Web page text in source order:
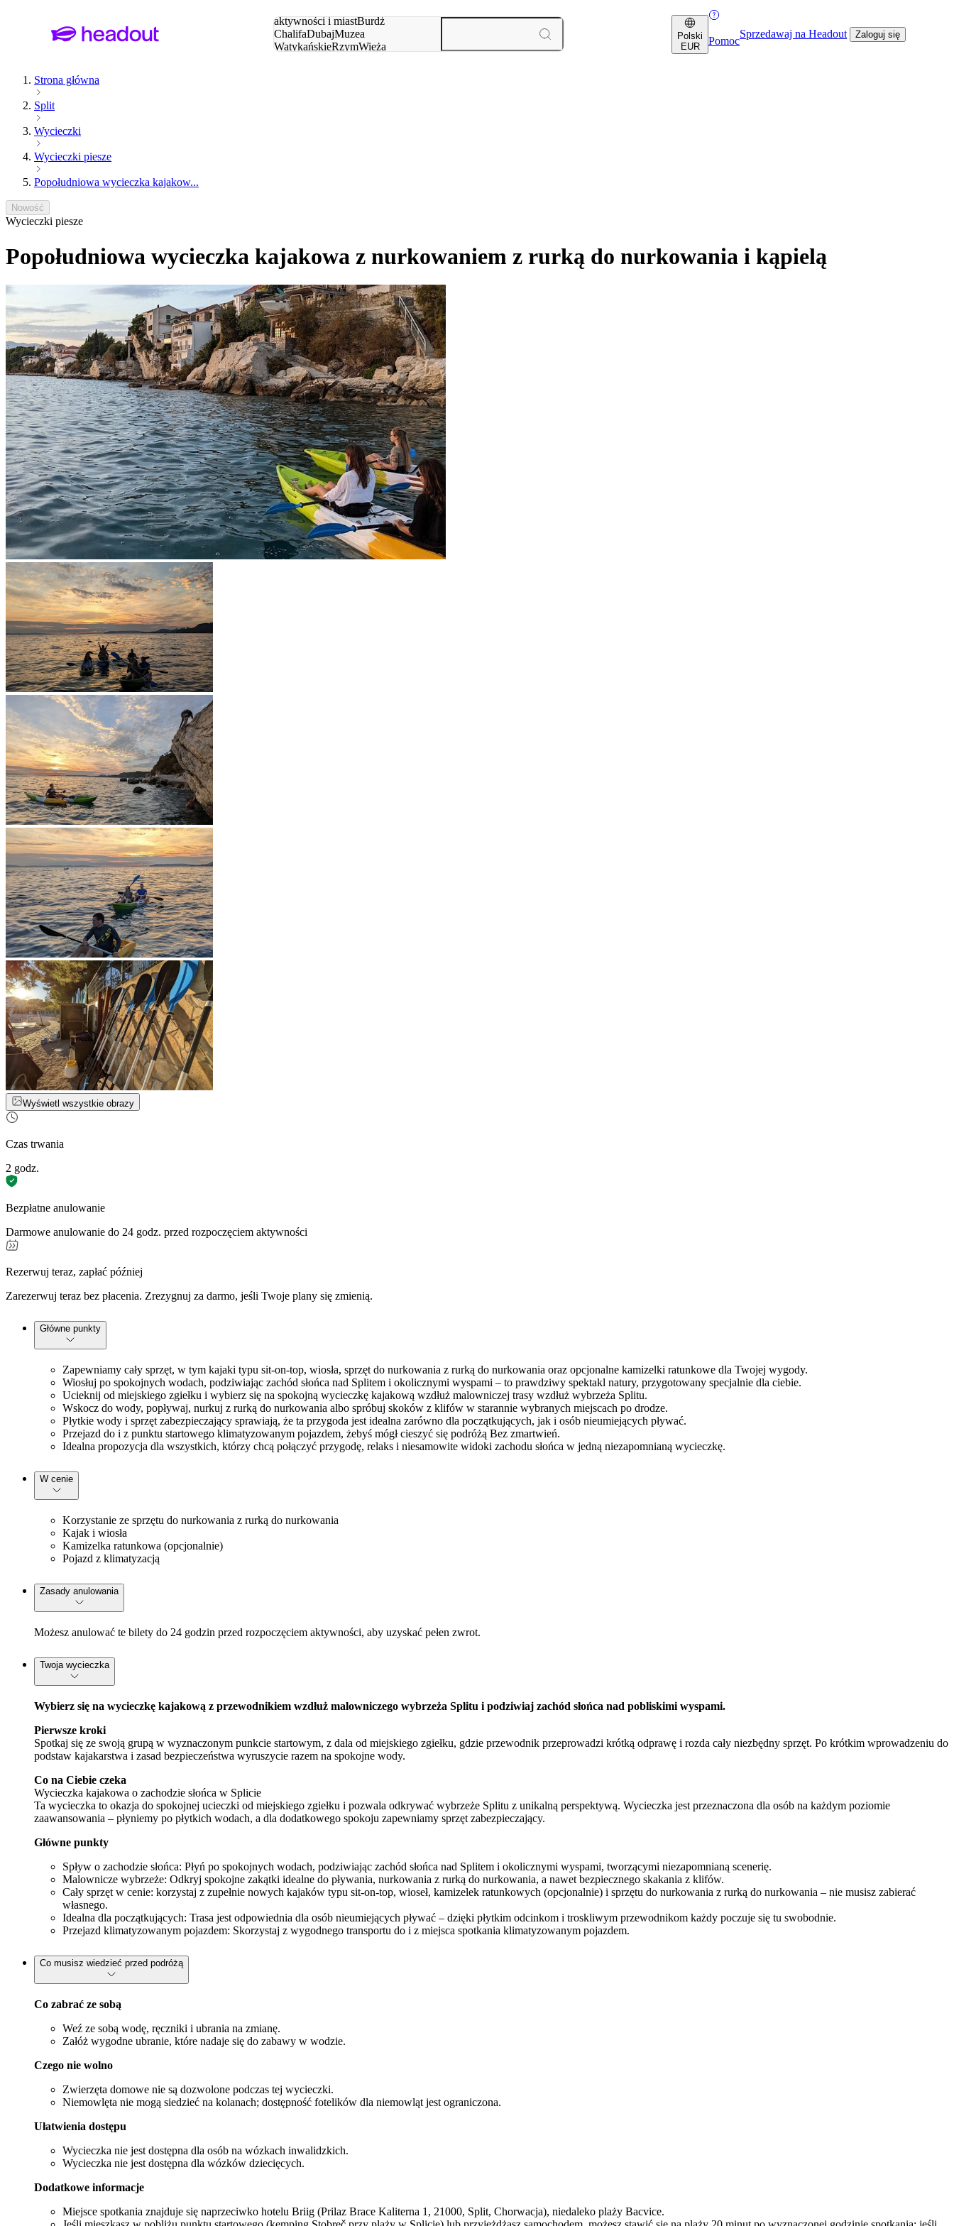
aktywności i miastBurdż
ChalifaDubajMuzea
WatykańskieRzymWieża
Polski
EUR
Pomoc
Sprzedawaj na Headout Zaloguj się
Strona główna
Split
Wycieczki
Wycieczki piesze
Popołudniowa wycieczka kajakow...
Nowość
Wycieczki piesze
Popołudniowa wycieczka kajakowa z nurkowaniem z rurką do nurkowania i kąpielą
Wyświetl wszystkie obrazy
Czas trwania
2 godz.
Bezpłatne anulowanie
Darmowe anulowanie do 24 godz. przed rozpoczęciem aktywności
Rezerwuj teraz, zapłać później
Zarezerwuj teraz bez płacenia. Zrezygnuj za darmo, jeśli Twoje plany się zmienią.
Główne punkty
Zapewniamy cały sprzęt, w tym kajaki typu sit-on-top, wiosła, sprzęt do nurkowania z rurką do nurkowania oraz opcjonalne kamizelki ratunkowe dla Twojej wygody.
Wiosłuj po spokojnych wodach, podziwiając zachód słońca nad Splitem i okolicznymi wyspami – to prawdziwy spektakl natury, przygotowany specjalnie dla ciebie.
Ucieknij od miejskiego zgiełku i wybierz się na spokojną wycieczkę kajakową wzdłuż malowniczej trasy wzdłuż wybrzeża Splitu.
Wskocz do wody, popływaj, nurkuj z rurką do nurkowania albo spróbuj skoków z klifów w starannie wybranych miejscach po drodze.
Płytkie wody i sprzęt zabezpieczający sprawiają, że ta przygoda jest idealna zarówno dla początkujących, jak i osób nieumiejących pływać.
Przejazd do i z punktu startowego klimatyzowanym pojazdem, żebyś mógł cieszyć się podróżą Bez zmartwień.
Idealna propozycja dla wszystkich, którzy chcą połączyć przygodę, relaks i niesamowite widoki zachodu słońca w jedną niezapomnianą wycieczkę.
W cenie
Korzystanie ze sprzętu do nurkowania z rurką do nurkowania
Kajak i wiosła
Kamizelka ratunkowa (opcjonalnie)
Pojazd z klimatyzacją
Zasady anulowania
Możesz anulować te bilety do 24 godzin przed rozpoczęciem aktywności, aby uzyskać pełen zwrot.
Twoja wycieczka
Wybierz się na wycieczkę kajakową z przewodnikiem wzdłuż malowniczego wybrzeża Splitu i podziwiaj zachód słońca nad pobliskimi wyspami.
Pierwsze kroki
Spotkaj się ze swoją grupą w wyznaczonym punkcie startowym, z dala od miejskiego zgiełku, gdzie przewodnik przeprowadzi krótką odprawę i rozda cały niezbędny sprzęt. Po krótkim wprowadzeniu do
podstaw kajakarstwa i zasad bezpieczeństwa wyruszycie razem na spokojne wody.
Co na Ciebie czeka
Wycieczka kajakowa o zachodzie słońca w Splicie
Ta wycieczka to okazja do spokojnej ucieczki od miejskiego zgiełku i pozwala odkrywać wybrzeże Splitu z unikalną perspektywą. Wycieczka jest przeznaczona dla osób na każdym poziomie
zaawansowania – płyniemy po płytkich wodach, a dla dodatkowego spokoju zapewniamy sprzęt zabezpieczający.
Główne punkty
Spływ o zachodzie słońca: Płyń po spokojnych wodach, podziwiając zachód słońca nad Splitem i okolicznymi wyspami, tworzącymi niezapomnianą scenerię.
Malownicze wybrzeże: Odkryj spokojne zakątki idealne do pływania, nurkowania z rurką do nurkowania, a nawet bezpiecznego skakania z klifów.
Cały sprzęt w cenie: korzystaj z zupełnie nowych kajaków typu sit-on-top, wioseł, kamizelek ratunkowych (opcjonalnie) i sprzętu do nurkowania z rurką do nurkowania – nie musisz zabierać
własnego.
Idealna dla początkujących: Trasa jest odpowiednia dla osób nieumiejących pływać – dzięki płytkim odcinkom i troskliwym przewodnikom każdy poczuje się tu swobodnie.
Przejazd klimatyzowanym pojazdem: Skorzystaj z wygodnego transportu do i z miejsca spotkania klimatyzowanym pojazdem.
Co musisz wiedzieć przed podróżą
Co zabrać ze sobą
Weź ze sobą wodę, ręczniki i ubrania na zmianę.
Załóż wygodne ubranie, które nadaje się do zabawy w wodzie.
Czego nie wolno
Zwierzęta domowe nie są dozwolone podczas tej wycieczki.
Niemowlęta nie mogą siedzieć na kolanach; dostępność fotelików dla niemowląt jest ograniczona.
Ułatwienia dostępu
Wycieczka nie jest dostępna dla osób na wózkach inwalidzkich.
Wycieczka nie jest dostępna dla wózków dziecięcych.
Dodatkowe informacje
Miejsce spotkania znajduje się naprzeciwko hotelu Briig (Prilaz Brace Kaliterna 1, 21000, Split, Chorwacja), niedaleko plaży Bacvice.